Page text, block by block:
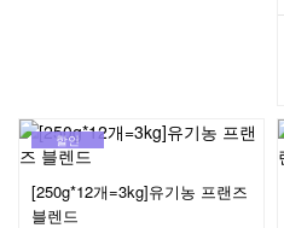
할인
[250g*12개=3kg]유기농 프랜즈
블렌드